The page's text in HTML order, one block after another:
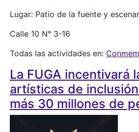
Lugar: Patio de la fuente y
Calle 10 N° 3-16
Todas las actividades en:
La FUGA incentivará
artísticas de
más 30 millones de